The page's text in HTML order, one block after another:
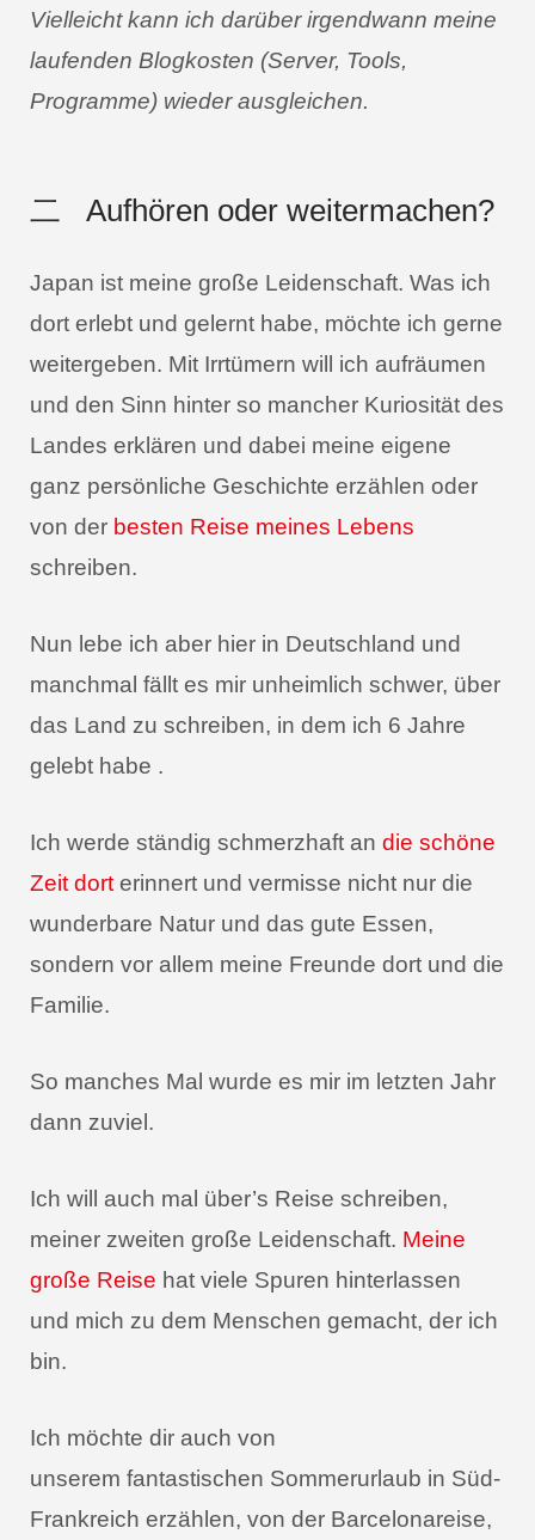
Vielleicht kann ich darüber irgendwann meine
laufenden Blogkosten (Server, Tools,
Programme) wieder ausgleichen.
二 Aufhören oder weitermachen?
Japan ist meine große Leidenschaft. Was ich
dort erlebt und gelernt habe, möchte ich gerne
weitergeben. Mit Irrtümern will ich aufräumen
und den Sinn hinter so mancher Kuriosität des
Landes erklären und dabei meine eigene
ganz persönliche Geschichte erzählen oder
von der besten Reise meines Lebens
schreiben.
Nun lebe ich aber hier in Deutschland und
manchmal fällt es mir unheimlich schwer, über
das Land zu schreiben, in dem ich 6 Jahre
gelebt habe .
Ich werde ständig schmerzhaft an die schöne
Zeit dort erinnert und vermisse nicht nur die
wunderbare Natur und das gute Essen,
sondern vor allem meine Freunde dort und die
Familie.
So manches Mal wurde es mir im letzten Jahr
dann zuviel.
Ich will auch mal über’s Reise schreiben,
meiner zweiten große Leidenschaft. Meine
große Reise hat viele Spuren hinterlassen
und mich zu dem Menschen gemacht, der ich
bin.
Ich möchte dir auch von
unserem fantastischen Sommerurlaub in Süd-
Frankreich erzählen, von der Barcelonareise,